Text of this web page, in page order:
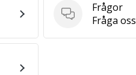
Frågor
Frågor
Fråga